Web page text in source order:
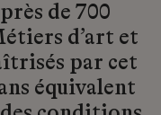
de 700
d’art et
par cet
équivalent